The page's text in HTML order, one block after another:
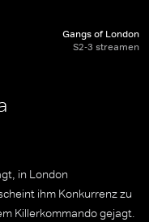
Gangs of London
S2-3 streamen
in London
ihm Konkurrenz zu
Killerkommando gejagt.